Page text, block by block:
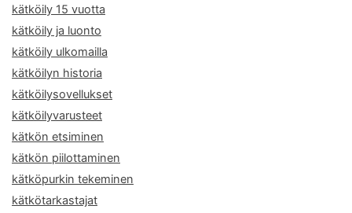
kätköily 15 vuotta
kätköily ja luonto
kätköily ulkomailla
kätköilyn historia
kätköilysovellukset
kätköilyvarusteet
kätkön etsiminen
kätkön piilottaminen
kätköpurkin tekeminen
kätkötarkastajat